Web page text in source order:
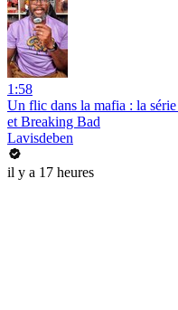
1:58
Un flic dans la mafia : la
et Breaking Bad
Lavisdeben
il y a 17 heures